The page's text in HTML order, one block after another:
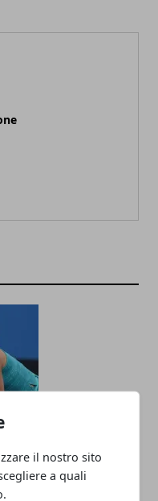
il nostro sito
a quali
Giorgi liquida in
errani batte la